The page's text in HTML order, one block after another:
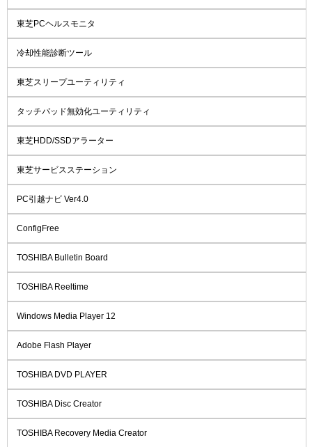
東芝PCヘルスモニタ
冷却性能診断ツール
東芝スリープユーティリティ
タッチパッド無効化ユーティリティ
東芝HDD/SSDアラーター
東芝サービスステーション
PC引越ナビ Ver4.0
ConfigFree
TOSHIBA Bulletin Board
TOSHIBA Reeltime
Windows Media Player 12
Adobe Flash Player
TOSHIBA DVD PLAYER
TOSHIBA Disc Creator
TOSHIBA Recovery Media Creator